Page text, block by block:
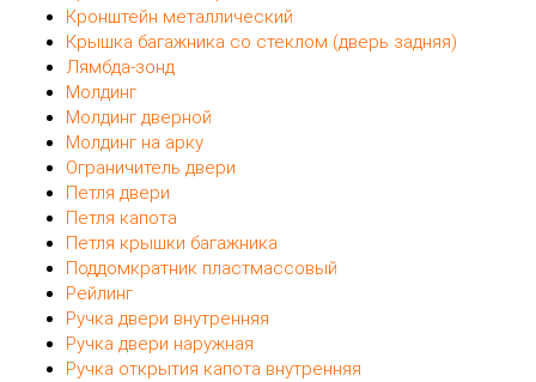
Кронштейн металлический
Крышка багажника со стеклом (дверь задняя)
Лямбда-зонд
Молдинг
Молдинг дверной
Молдинг на арку
Ограничитель двери
Петля двери
Петля капота
Петля крышки багажника
Поддомкратник пластмассовый
Рейлинг
Ручка двери внутренняя
Ручка двери наружная
Ручка открытия капота внутренняя